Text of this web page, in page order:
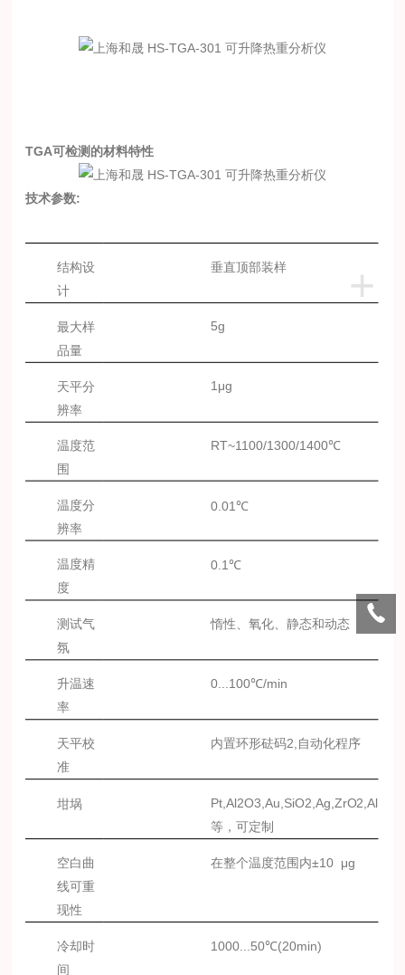
TGA可检测的材料特性
技术参数:
+
结构设
计
垂直顶部装样
最大样
品量
5g
天平分
辨率
1μg
温度范
围
RT~1100/1300/1400℃
温度分
辨率
0.01℃
温度精
度
0.1℃
测试气
氛
惰性、氧化、静态和动态
升温速
率
0...100℃/min
天平校
准
内置环形砝码2,自动化程序
坩埚 Pt ,Al2O3,Au SiO2, Ag ZrO2,Al
等，可定制
空白曲
线可重
现性
在整个温度范围内±10 μg
冷却时
间
1000...50℃(20min)